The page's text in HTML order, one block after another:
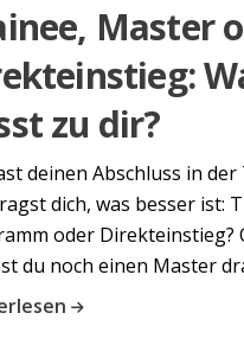
Master
zu dir?
deinen Abschluss in der
dich, was besser ist:
oder Direkteinstieg?
du noch einen Master